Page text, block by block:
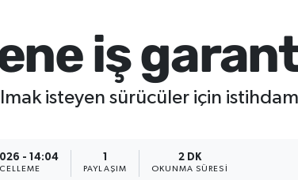
iş
isteyen sürücüler için
- 14:04
PAYLAŞIM
2 DK
OKUNMA SÜRESI